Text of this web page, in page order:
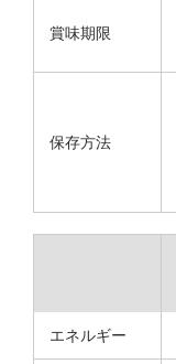
賞味期限
保存方法
エネルギー